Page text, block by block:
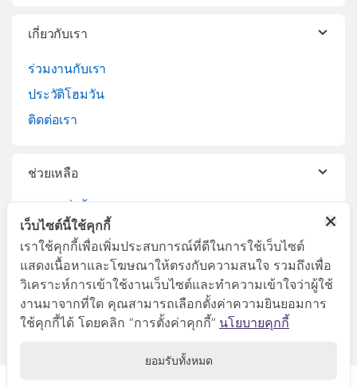
เกี่ยวกับเรา
ร่วมงานกับเรา
ประวัติโฮมวัน
ติดต่อเรา
ช่วยเหลือ
บริการจัดส่งสินค้า
เปลี่ยนคืนสินค้า
เว็บไซต์นี้ใช้คุกกี้
เราใช้คุกกี้เพื่อเพิ่มประสบการณ์ที่ดีในการใช้เว็บไซต์
แสดงเนื้อหาและโฆษณาให้ตรงกับความสนใจ รวมถึงเพื่อ
วิเคราะห์การเข้าใช้งานเว็บไซต์และทำความเข้าใจว่าผู้ใช้
งานมาจากที่ใด คุณสามารถเลือกตั้งค่าความยินยอมการ
ใช้คุกกี้ได้ โดยคลิก “การตั้งค่าคุกกี้” นโยบายคุกกี้
ยอมรับทั้งหมด